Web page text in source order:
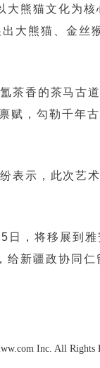
熊猫文化为
熊猫、金丝
香的茶马古
赋，勾勒千
示，此次艺
，将移展到
新疆政协同
Inc. All Rights